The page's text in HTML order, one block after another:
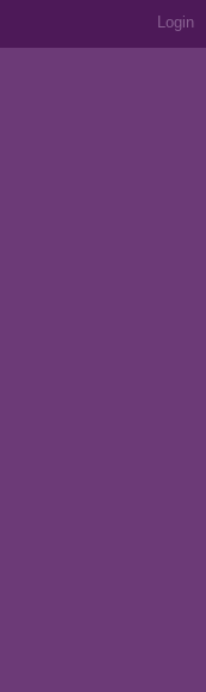
Login